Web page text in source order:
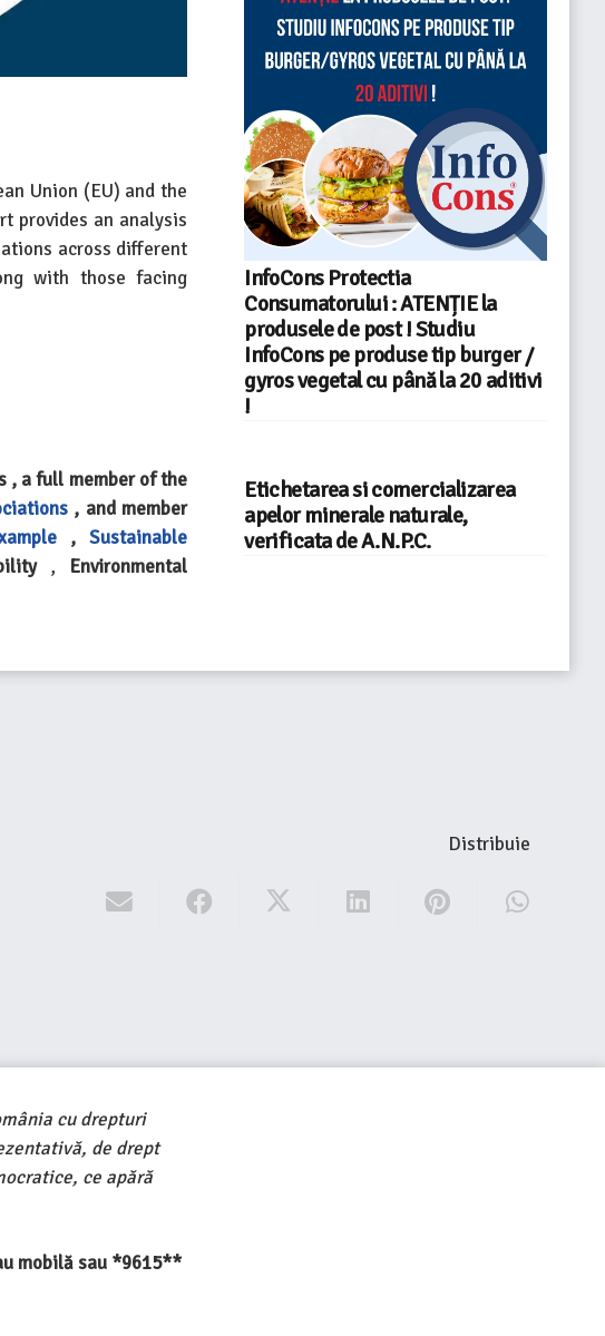
Union (EU) and the
provides an analysis
across different
with those facing
, a full member of the
, and member
,Sustainable
, Environmental
InfoCons Protectia
Consumatorului : ATENȚIE la
produsele de post ! Studiu
InfoCons pe produse tip burger /
gyros vegetal cu până la 20 aditivi
!
Etichetarea si comercializarea
apelor minerale naturale,
verificata de A.N.P.C.
Distribuie
cu drepturi
de drept
ce apără
mobilă sau *9615**